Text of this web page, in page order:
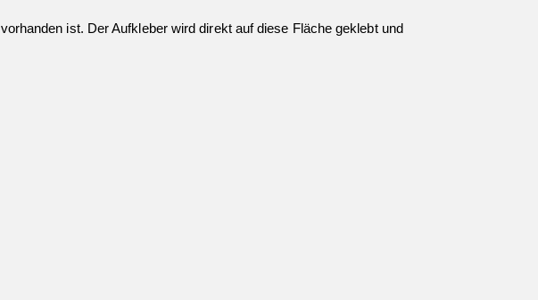
ist. Der Aufkleber wird direkt auf diese Fläche geklebt und